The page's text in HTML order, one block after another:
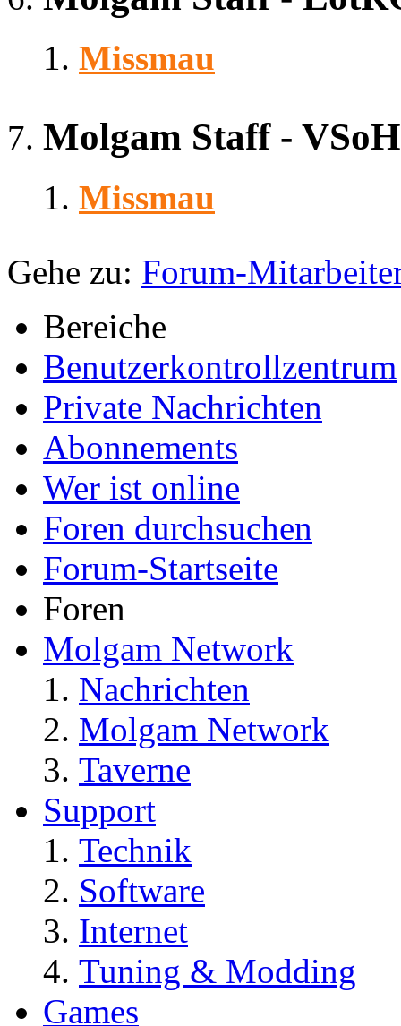
Missmau
Molgam Staff - VSoH
Missmau
Gehe zu: Forum-
Bereiche
Benutzerkontrollzentrum
Private Nachrichten
Abonnements
Wer ist online
Foren durchsuchen
Forum-Startseite
Foren
Molgam Network
Nachrichten
Molgam Network
Taverne
Support
Technik
Software
Internet
Tuning & Modding
Games